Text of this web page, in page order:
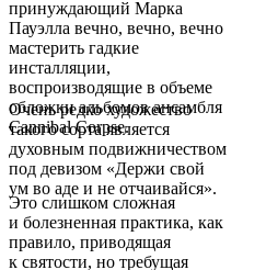
принуждающий Марка
Пауэлла вечно, вечно, вечно
мастерить гадкие
инсталляции,
воспроизводящие в объеме
обложки альбомов ансамбля
Cannibal Corpse.
Очень редко художество
такого сорта является
духовным подвижничеством
под девизом «Держи свой
ум во аде и не отчаивайся».
Это слишком сложная
и болезненная практика, как
правило, приводящая
к святости, но требущая